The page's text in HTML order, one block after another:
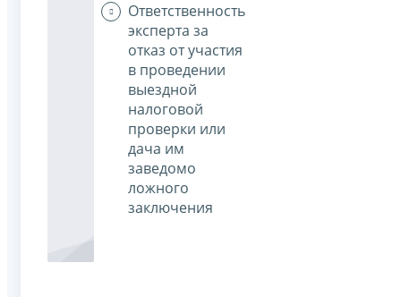
Ответственность
эксперта за
отказ от участия
в проведении
выездной
налоговой
проверки или
дача им
заведомо
ложного
заключения